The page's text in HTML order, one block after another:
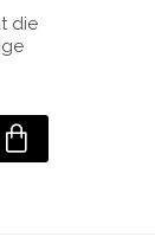
die